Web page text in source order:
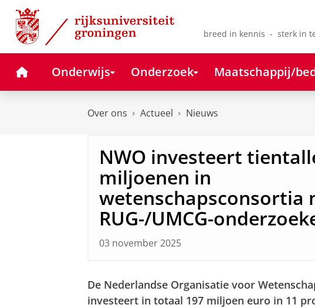
Skip
Content
Skip
Navigation
breed in kennis - sterk in
HomeOnderwijs Onderzoek Maatschappij/
Over ons Actueel Nieuws
NWO investeert
miljoenen in
wetenschapsconsortia
RUG-/UMCG-
03 november 2025
De Nederlandse Organisatie voor
investeert in totaal 197 miljoen euro in 11